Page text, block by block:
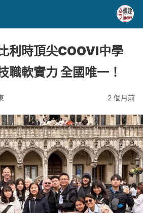
利時頂尖COOVI中學
職軟實力 全國唯一！
2 個月前